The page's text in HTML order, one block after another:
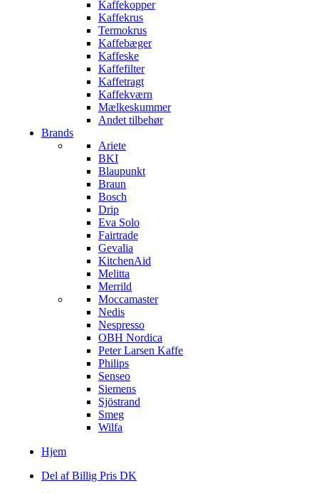
Kaffekopper
Kaffekrus
Termokrus
Kaffebæger
Kaffeske
Kaffefilter
Kaffetragt
Kaffekværn
Mælkeskummer
Andet tilbehør
Brands
Ariete
BKI
Blaupunkt
Braun
Bosch
Drip
Eva Solo
Fairtrade
Gevalia
KitchenAid
Melitta
Merrild
Moccamaster
Nedis
Nespresso
OBH Nordica
Peter Larsen Kaffe
Philips
Senseo
Siemens
Sjöstrand
Smeg
Wilfa
Hjem
Del af Billig Pris DK